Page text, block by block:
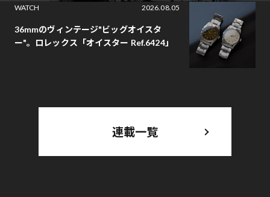
WATCH 2026.08.05
36mmのヴィンテージ"ビッグオイスタ
ー"。ロレックス「オイスター Ref.6424」
連載一覧